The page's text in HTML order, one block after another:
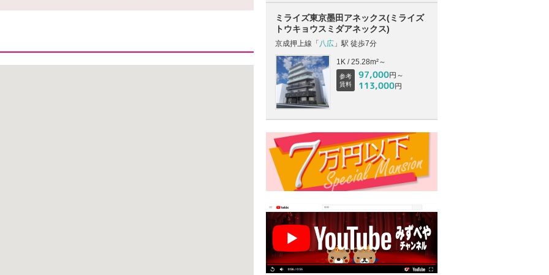
ミライズ東京墨田アネックス(ミライズ
トウキョウスミダアネックス)
京成押上線「 八広 」駅 徒歩7分
1K / 25.28m²～
参考
賃料
97,000円～
113,000円